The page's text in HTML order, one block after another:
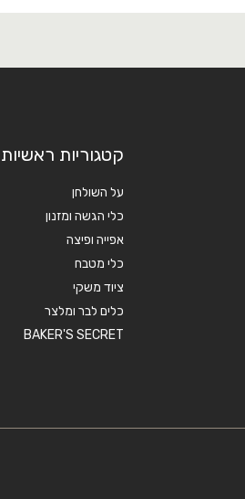
קטגוריות ראשיות
על השולחן
כלי הגשה ומזנון
אפייה ופיצה
כלי מטבח
ציוד משקי
כלים לבר ומלצר
BAKER'S SECRET